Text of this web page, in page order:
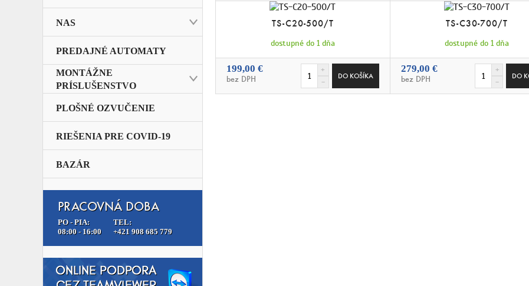
NAS
PREDAJNÉ AUTOMATY
MONTÁŽNE
PRÍSLUŠENSTVO
PLOŠNÉ OZVUČENIE
RIEŠENIA PRE COVID-19
BAZÁR
PRACOVNÁ DOBA
PO - PIA:
08:00 - 16:00
TEL:
+421 908 685 779
TS-C20-500/T
dostupné do 1 dňa
199,00 €
bez DPH
TS-C30-700/T
dostupné do 1 dňa
279,00 €
bez DPH